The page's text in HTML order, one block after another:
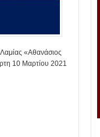
«Αθανάσιος
10 Μαρτίου 2021